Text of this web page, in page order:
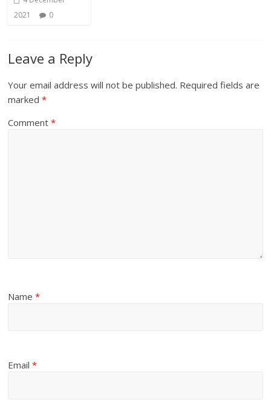
2021
0
Leave a Reply
Your email address will not be published. Required fields are
marked*
Comment*
Name*
Email*